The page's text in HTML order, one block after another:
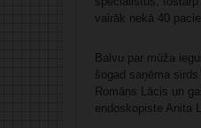
vairāk nekā 40
Balvu par mūža
šogad saņēma
Romāns Lācis un
endoskopiste Anita